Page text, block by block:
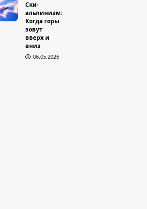
Ски-
альпинизм:
Когда горы
зовут
вверх и
вниз
06.05.2026